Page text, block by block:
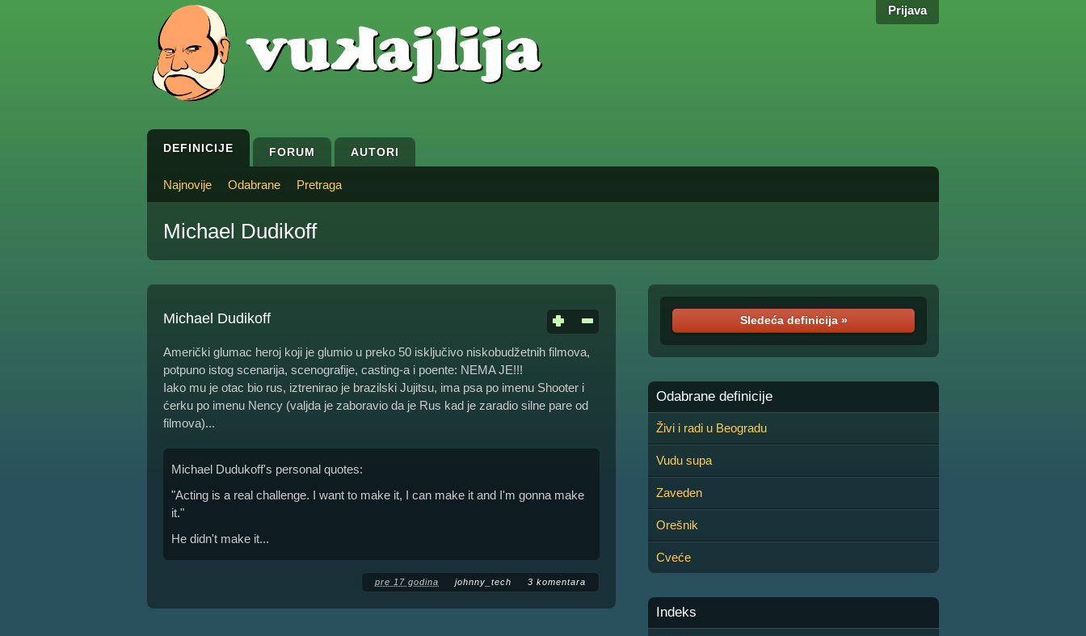
Prijava
DEFINICIJE FORUM AUTORI
Najnovije Odabrane Pretraga
Michael Dudikoff
Michael Dudikoff
Američki glumac heroj koji je glumio u preko 50 isključivo niskobudžetnih filmova,
potpuno istog scenarija, scenografije, casting-a i poente: NEMA JE!!!
Iako mu je otac bio rus, iztrenirao je brazilski Jujitsu, ima psa po imenu Shooter i
ćerku po imenu Nency (valjda je zaboravio da je Rus kad je zaradio silne pare od
filmova)...
Michael Dudukoff's personal quotes:
"Acting is a real challenge. I want to make it, I can make it and I'm gonna make
it."
He didn't make it...
pre 17 godina johnny_tech 3 komentara
Sledeća definicija »
Odabrane definicije
Živi i radi u Beogradu
Vudu supa
Zaveden
Orešnik
Cveće
Indeks